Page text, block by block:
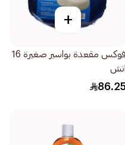
+
فوكس مقعدة بواسير صغيرة 16
انش